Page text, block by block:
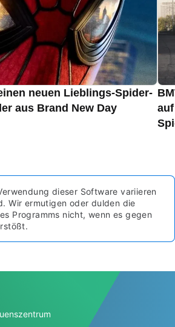
neuen Lieblings-Spider-
aus Brand New Day
dieser Software variieren
Wir ermutigen oder dulden die
Programms nicht, wenn es gegen